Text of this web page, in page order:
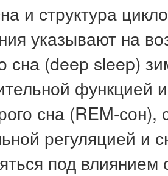
и структура
указывают на
сна (deep sleep)
функцией
сна (REM-сон),
регуляцией и
под влиянием